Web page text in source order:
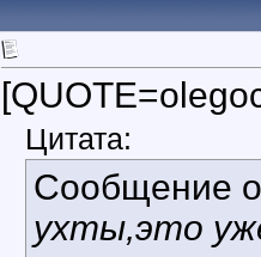
Цитата:
Сообщение
ухты,это